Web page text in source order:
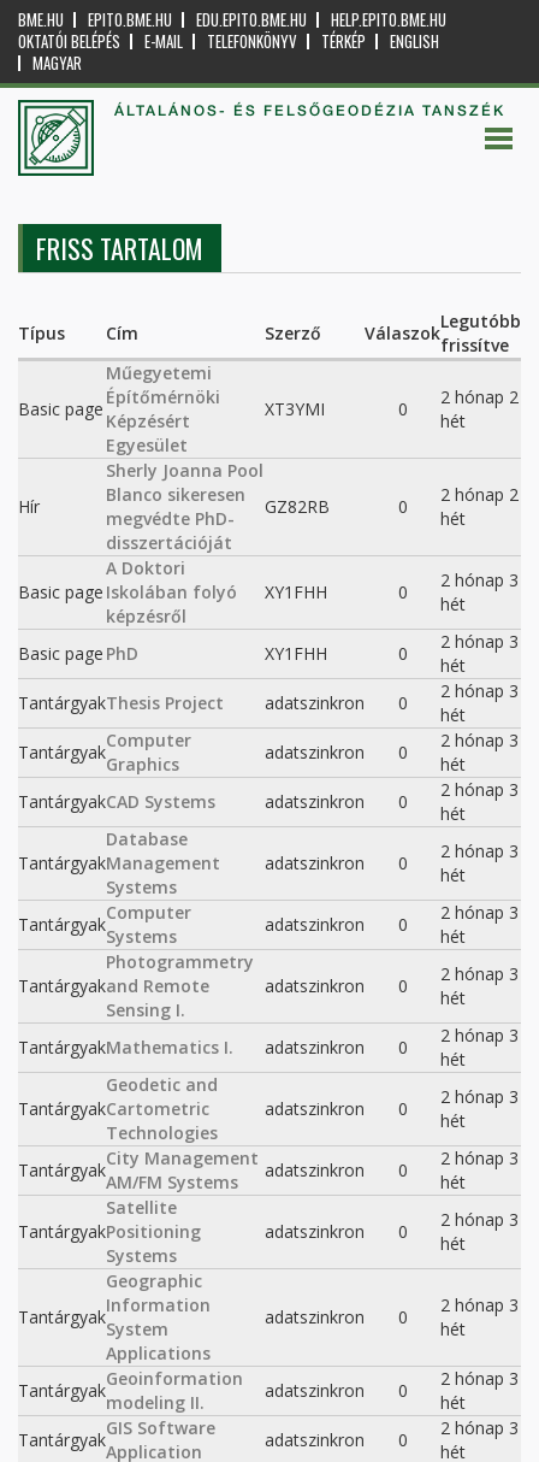
BME.HU EPITO.BME.HU EDU.EPITO.BME.HU
HELP.EPITO.BME.HU
OKTATÓI BELÉPÉS
E-MAIL TELEFONKÖNYV TÉRKÉP
ENGLISH
MAGYAR
ÁLTALÁNOS- ÉS FELSŐGEODÉZIA TANSZÉK
FRISS TARTALOM
Típus Cím Szerző Válaszok
Legutóbb
frissítve
Basic page
Műegyetemi
Építőmérnöki
Képzésért
Egyesület
XT3YMI 0
2 hónap 2
hét
Hír
Sherly Joanna Pool
Blanco sikeresen
megvédte PhD-
disszertációját
GZ82RB 0
2 hónap 2
hét
Basic page
A Doktori
Iskolában folyó
képzésről
XY1FHH 0
2 hónap 3
hét
Basic page PhD XY1FHH 0
2 hónap 3
hét
TantárgyakThesis Project adatszinkron 0
2 hónap 3
hét
Tantárgyak
Computer
Graphics
adatszinkron 0
2 hónap 3
hét
TantárgyakCAD Systems adatszinkron 0
2 hónap 3
hét
Tantárgyak
Database
Management
Systems
adatszinkron 0
2 hónap 3
hét
Tantárgyak
Computer
Systems
adatszinkron 0
2 hónap 3
hét
Tantárgyak
Photogrammetry
and Remote
Sensing I.
adatszinkron 0
2 hónap 3
hét
TantárgyakMathematics I. adatszinkron 0
2 hónap 3
hét
Tantárgyak
Geodetic and
Cartometric
Technologies
adatszinkron 0
2 hónap 3
hét
Tantárgyak
City Management
AM/FM Systems
adatszinkron 0
2 hónap 3
hét
Tantárgyak
Satellite
Positioning
Systems
adatszinkron 0
2 hónap 3
hét
Tantárgyak
Geographic
Information
System
Applications
adatszinkron 0
2 hónap 3
hét
Tantárgyak
Geoinformation
modeling II.
adatszinkron 0
2 hónap 3
hét
Tantárgyak
GIS Software
Application
adatszinkron 0
2 hónap 3
hét